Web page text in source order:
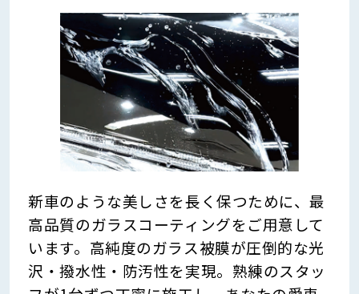
新車のような美しさを長く保つために、最
高品質のガラスコーティングをご用意して
います。高純度のガラス被膜が圧倒的な光
沢・撥水性・防汚性を実現。熟練のスタッ